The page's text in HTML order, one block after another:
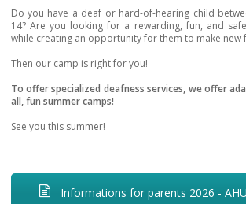
Do you have a deaf or hard-of-hearing child
14? Are you looking for a rewarding, fun, and
while creating an opportunity for them to make new
Then our camp is right for you!
To offer specialized deafness services, we offer
all, fun summer camps!
See you this summer!
Informations for parents 2026 -